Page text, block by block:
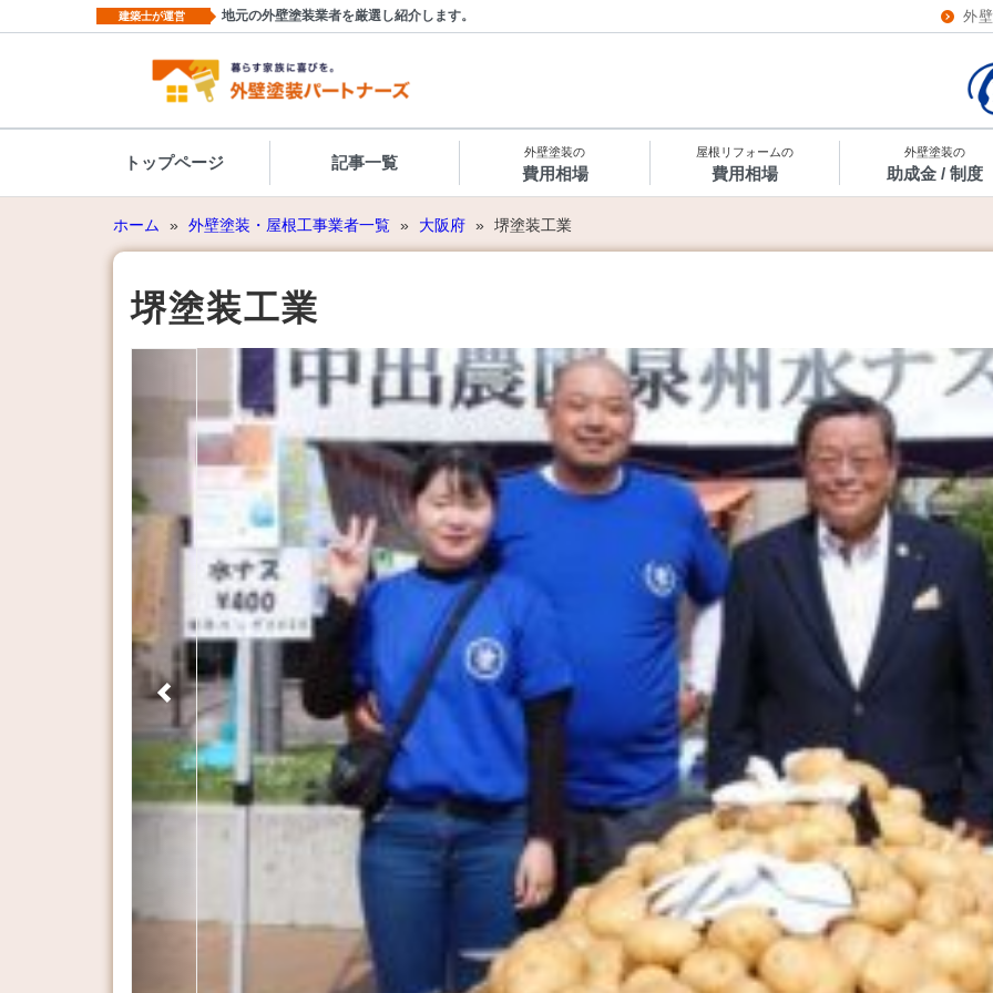
建築士が運営 地元の外壁塗装業者を厳選し紹介します。 外
トップページ 記事一覧
外壁塗装の
費用相場
屋根リフォームの
費用相場
外壁塗装の
助成金 / 制度
ホーム » 外壁塗装・屋根工事業者一覧 » 大阪府 » 堺塗装工業
堺塗装工業
Previous